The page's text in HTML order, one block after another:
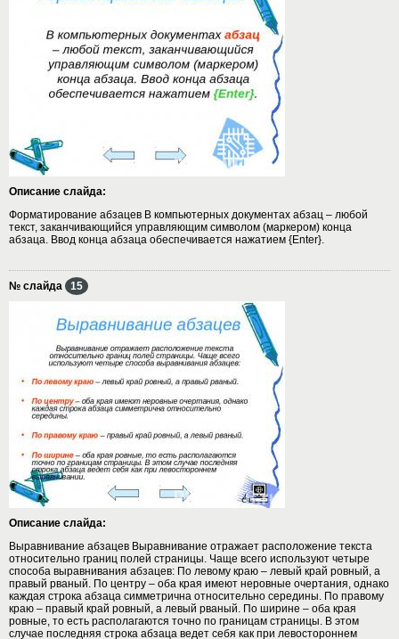
Описание слайда:
Форматирование абзацев В компьютерных документах абзац – любой
текст, заканчивающийся управляющим символом (маркером) конца
абзаца. Ввод конца абзаца обеспечивается нажатием {Enter}.
№ слайда 15
Описание слайда:
Выравнивание абзацев Выравнивание отражает расположение текста
относительно границ полей страницы. Чаще всего используют четыре
способа выравнивания абзацев: По левому краю – левый край ровный, а
правый рваный. По центру – оба края имеют неровные очертания, однако
каждая строка абзаца симметрична относительно середины. По правому
краю – правый край ровный, а левый рваный. По ширине – оба края
ровные, то есть располагаются точно по границам страницы. В этом
случае последняя строка абзаца ведет себя как при левостороннем